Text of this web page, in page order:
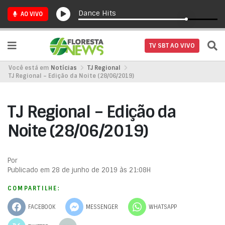
AO VIVO Dance Hits
TV SBT AO VIVO
Você está em Notícias
TJ Regional
TJ Regional – Edição da Noite (28/06/2019)
TJ Regional – Edição da
Noite (28/06/2019)
Por
Publicado em 28 de junho de 2019 às 21:08H
COMPARTILHE:
FACEBOOK MESSENGER WHATSAPP